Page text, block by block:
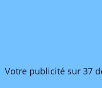
Votre publicité sur 37